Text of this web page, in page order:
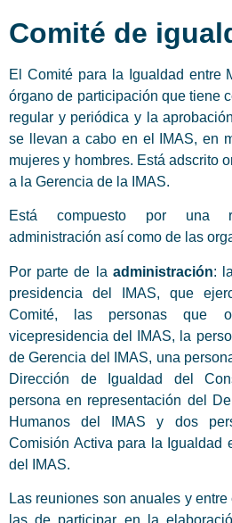
Comité de
El Comité para la Igualdad entre
órgano de participación que tiene
regular y periódica y la
se llevan a cabo en el IMAS, en
mujeres y hombres. Está adscrito
a la Gerencia de la IMAS.
Está compuesto por una
administración así como de las
Por parte de la administración:
presidencia del IMAS, que
Comité, las personas que
vicepresidencia del IMAS, la
de Gerencia del IMAS, una
Dirección de Igualdad del
persona en representación del
Humanos del IMAS y dos
Comisión Activa para la Igualdad
del IMAS.
Las reuniones son anuales y
las de participar en la